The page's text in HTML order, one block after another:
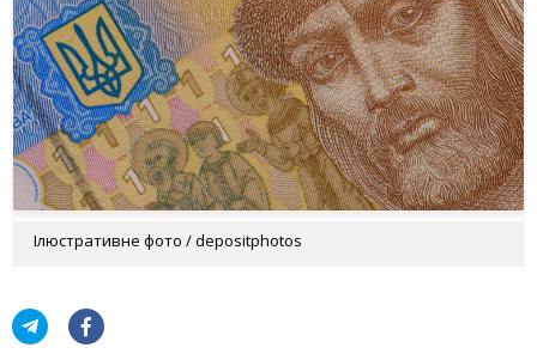
Ілюстративне фото / depositphotos